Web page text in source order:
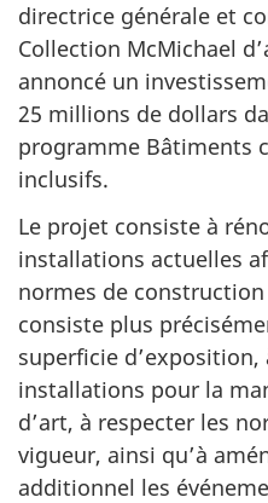
directrice générale et
Collection McMichael
annoncé un
25 millions de dollars
programme Bâtiments
inclusifs.
Le projet consiste à
installations actuelles
normes de
consiste plus
superficie
installations pour la
d’art, à respecter les
vigueur, ainsi qu’à
additionnel les